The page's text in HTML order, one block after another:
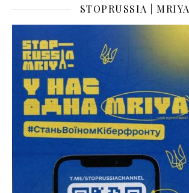
STOPRUSSIA | MRIYA